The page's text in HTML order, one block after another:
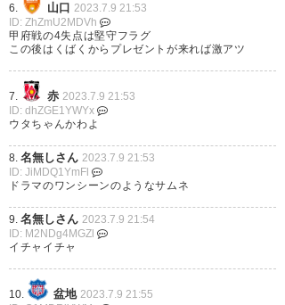
純真君ゴ〜ル
勝利おめでと
う〜
現地サポの皆さんお疲れ
様〜選手の皆さんお疲れ様〜
#vfk
— ろんちゃん (mochis42574)
2023, 7月 9
この2試合の複数得点は得失点差
6. 山口 2023.7.9 21:53
ID: ZhZmU2MDVh
甲府戦の4失点は堅守フラグ
この後はくばくからプレゼントが来れば激アツ
7. 赤 2023.7.9 21:53
ID: dhZGE1YWYx
ウタちゃんかわよ
8. 名無しさん 2023.7.9 21:53
ID: JiMDQ1YmFl
ドラマのワンシーンのようなサムネ
9. 名無しさん 2023.7.9 21:54
ID: M2NDg4MGZl
イチャイチャ
10. 盆地 2023.7.9 21:55